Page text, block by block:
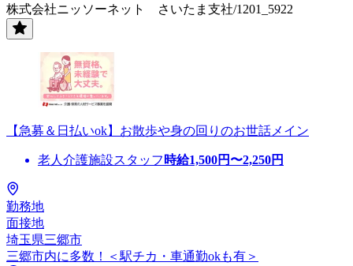
株式会社ニッソーネット さいたま支社/1201_5922
【急募＆日払いok】お散歩や身の回りのお世話メイン
老人介護施設スタッフ 時給1,500円〜2,250円
勤務地
面接地
埼玉県三郷市
三郷市内に多数！＜駅チカ・車通勤okも有＞